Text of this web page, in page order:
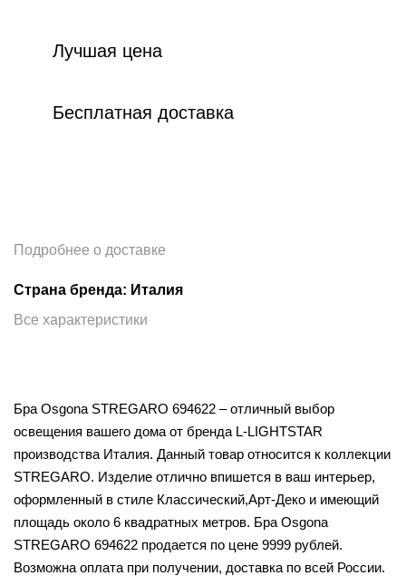
Лучшая цена
Бесплатная доставка
Подробнее о доставке
Страна бренда: Италия
Все характеристики
Бра Osgona STREGARO 694622 – отличный выбор
освещения вашего дома от бренда L-LIGHTSTAR
производства Италия. Данный товар относится к коллекции
STREGARO. Изделие отлично впишется в ваш интерьер,
оформленный в стиле Классический,Арт-Деко и имеющий
площадь около 6 квадратных метров. Бра Osgona
STREGARO 694622 продается по цене 9999 рублей.
Возможна оплата при получении, доставка по всей России.